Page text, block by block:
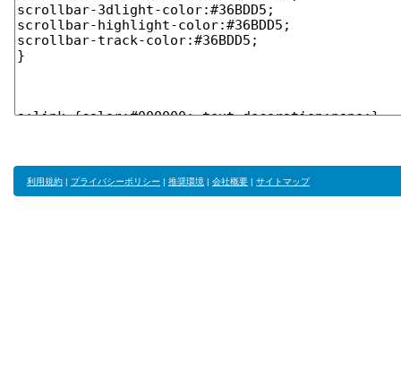
利用規約 | プライバシーポリシー | 推奨環境 | 会社概要 | サイトマップ